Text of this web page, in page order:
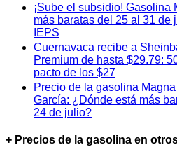
¡Sube el subsidio! Gasolina
más baratas del 25 al 31 de
IEPS
Cuernavaca recibe a
Premium de hasta $29.79:
pacto de los $27
Precio de la gasolina
García: ¿Dónde está más
24 de julio?
+ Precios de la gasolina en